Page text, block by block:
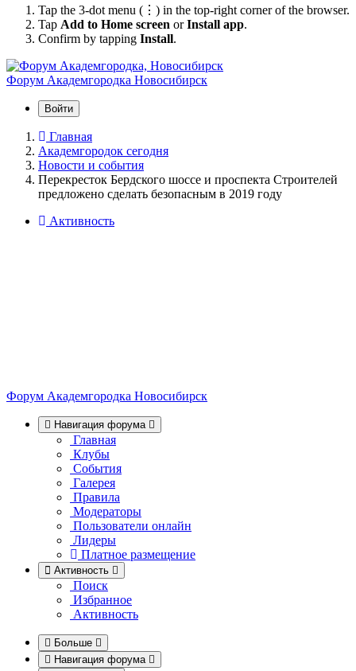
Tap the 3-dot menu (⋮) in the top-right corner of the browser.
Tap Add to Home screen orInstall app.
Confirm by tapping Install.
Форум Академгородка Новосибирск
Войти
Главная
Академгородок сегодня
Новости и события
Перекресток Бердского шоссе и проспекта Строителей
предложено сделать безопасным в 2019 году
Активность
Форум Академгородка Новосибирск
Навигация форума
Главная
Клубы
События
Галерея
Правила
Модераторы
Пользователи онлайн
Лидеры
Платное размещение
Активность
Поиск
Избранное
Активность
Больше
Навигация форума